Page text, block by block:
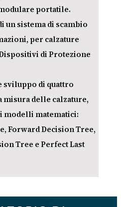
portatile.
un sistema di scambio
per calzature
di Protezione
sviluppo di quattro
delle calzature,
modelli matematici:
Forward Decision Tree,
Tree e Perfect Last